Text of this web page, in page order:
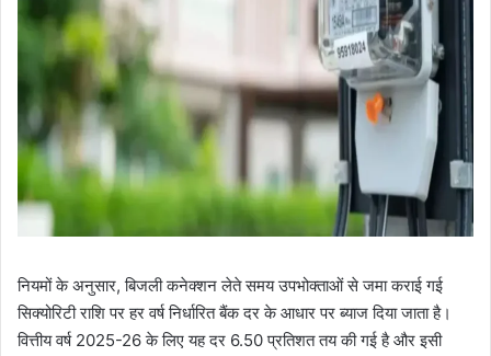
नियमों के अनुसार, बिजली कनेक्शन लेते समय उपभोक्ताओं से जमा कराई गई
सिक्योरिटी राशि पर हर वर्ष निर्धारित बैंक दर के आधार पर ब्याज दिया जाता है।
वित्तीय वर्ष 2025-26 के लिए यह दर 6.50 प्रतिशत तय की गई है और इसी